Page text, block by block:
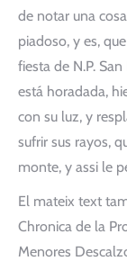
de notar una
piadoso, y es,
fiesta de N.P.
está horadada,
con su luz, y
sufrir sus rayos,
monte, y assi le
El mateix text
Chronica de la
Menores